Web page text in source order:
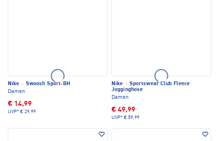
Nike · Swoosh Sport-BH
Damen
€ 14,99
UVP* € 29,99
Nike · Sportswear Club Fleece
Jogginghose
Damen
€ 49,99
UVP* € 59,99